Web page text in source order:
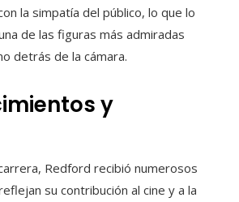
la simpatía del público, lo que lo
de las figuras más admiradas
detrás de la cámara.
y
Redford recibió numerosos
su contribución al cine y a la